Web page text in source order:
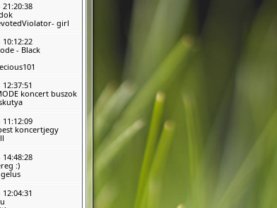
21:20:38
girl
10:12:22
- Black
koncert buszok
11:12:09
koncertjegy
14:48:28
:)